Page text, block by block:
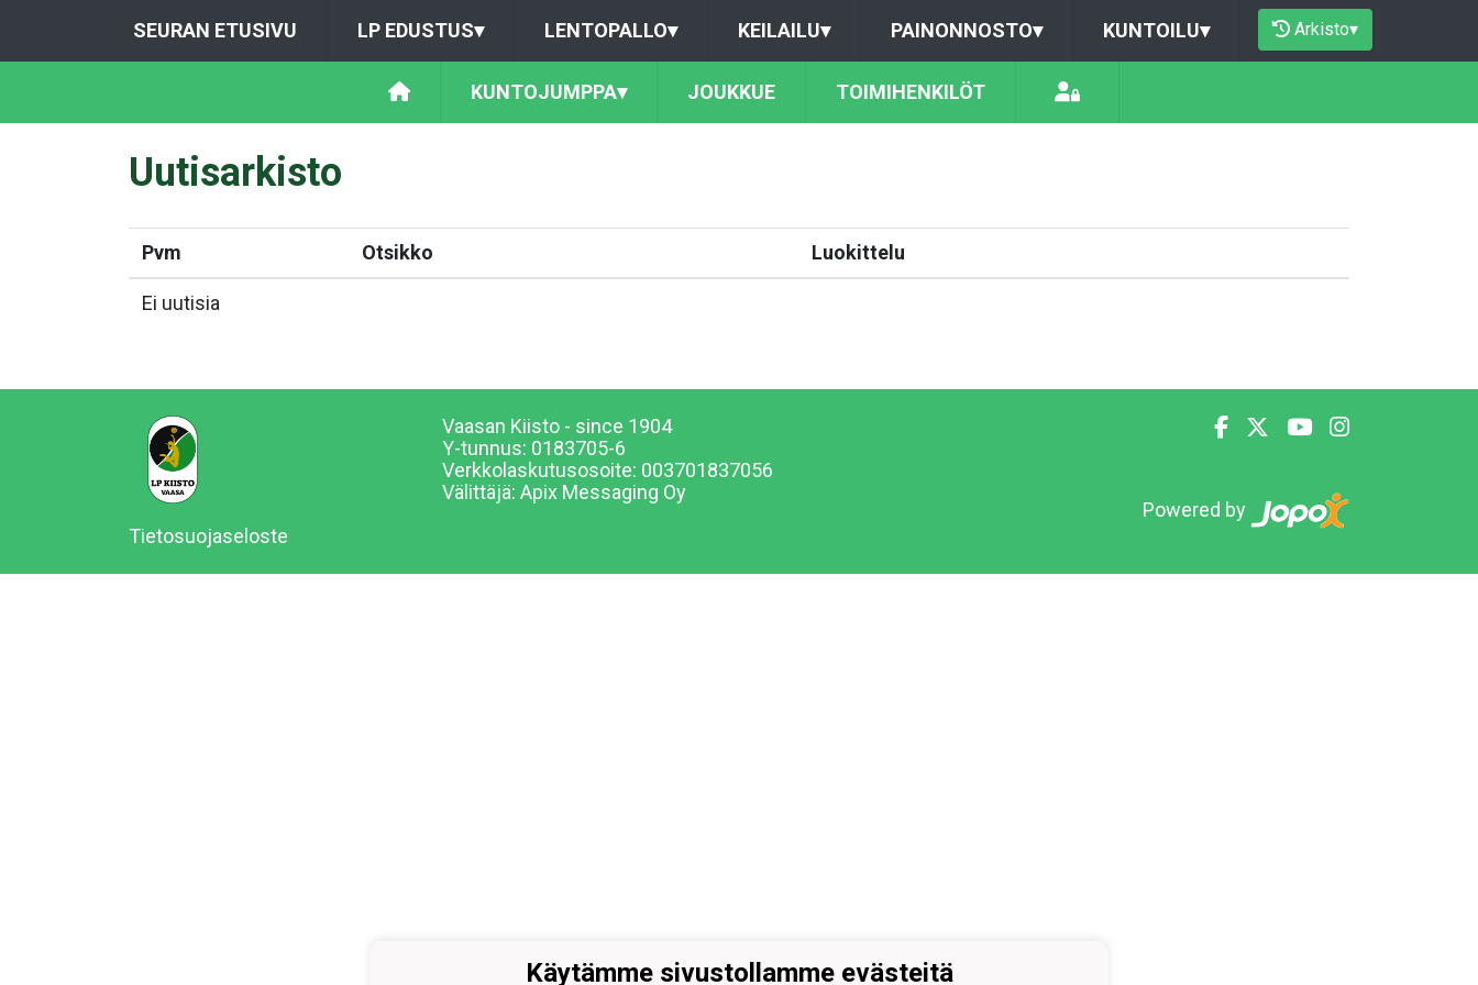
SEURAN ETUSIVU LP EDUSTUS▾ LENTOPALLO▾ KEILAILU▾ PAINONNOSTO▾ KUNTOILU▾ Arkisto▾
KUNTOJUMPPA▾ JOUKKUE TOIMIHENKILÖT
Uutisarkisto
Pvm Otsikko Luokittelu
Ei uutisia
Tietosuojaseloste
Vaasan Kiisto - since 1904
Y-tunnus: 0183705-6
Verkkolaskutusosoite: 003701837056
Välittäjä: Apix Messaging Oy
Powered by
Käytämme sivustollamme evästeitä